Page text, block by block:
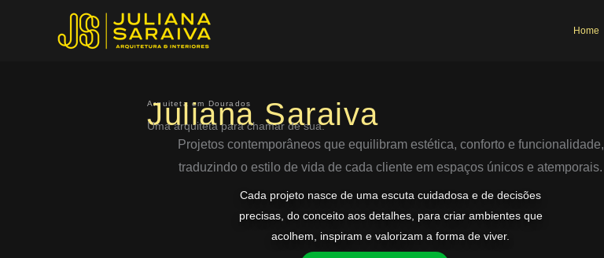
Home
Arquiteta em Dourados
Juliana Saraiva
Uma arquiteta para chamar de sua.
Projetos contemporâneos que equilibram estética, conforto e funcionalidade,
traduzindo o estilo de vida de cada cliente em espaços únicos e atemporais.
Cada projeto nasce de uma escuta cuidadosa e de decisões
precisas, do conceito aos detalhes, para criar ambientes que
acolhem, inspiram e valorizam a forma de viver.